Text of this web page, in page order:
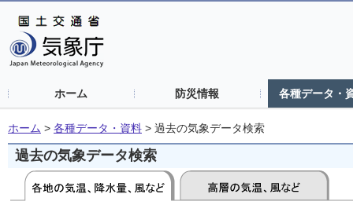
ホーム 防災情報 各種データ・
ホーム > 各種データ・資料 > 過去の気象データ検索
過去の気象データ検索